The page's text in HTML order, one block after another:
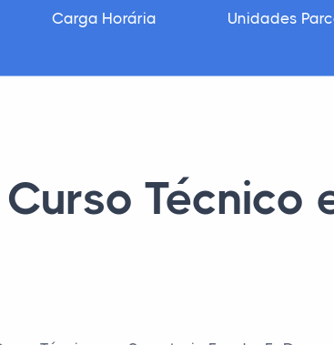
Carga Horária Unidades
Curso Técnico